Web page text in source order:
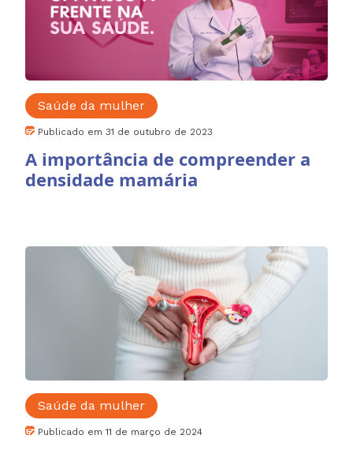
Saúde da mulher
Publicado em 31 de outubro de 2023
A importância de compreender a
densidade mamária
Saúde da mulher
Publicado em 11 de março de 2024